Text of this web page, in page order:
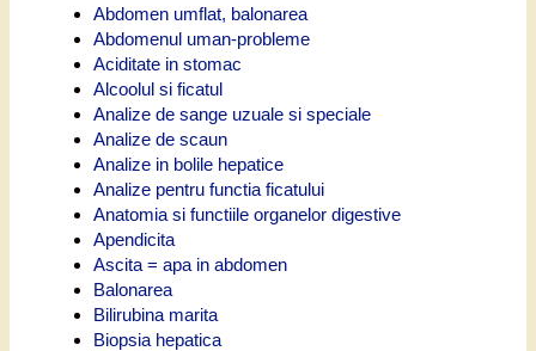
Abdomen umflat, balonarea
Abdomenul uman-probleme
Aciditate in stomac
Alcoolul si ficatul
Analize de sange uzuale si speciale
Analize de scaun
Analize in bolile hepatice
Analize pentru functia ficatului
Anatomia si functiile organelor digestive
Apendicita
Ascita = apa in abdomen
Balonarea
Bilirubina marita
Biopsia hepatica